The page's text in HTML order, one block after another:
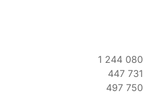
1 244 080
447 731
497 750